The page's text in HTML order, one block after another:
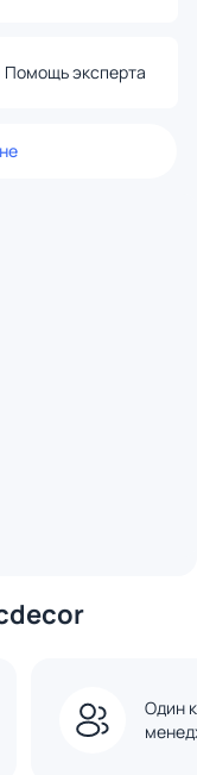
Помощь эксперта
Один